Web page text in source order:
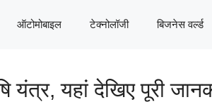
ऑटोमोबाइल टेक्नोलॉजी बिजनेस वर्ल्ड
यहां देखिए पूरी